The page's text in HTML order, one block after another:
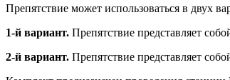
Препятствие может использоваться в двух
1-й вариант. Препятствие представляет
2-й вариант. Препятствие представляет